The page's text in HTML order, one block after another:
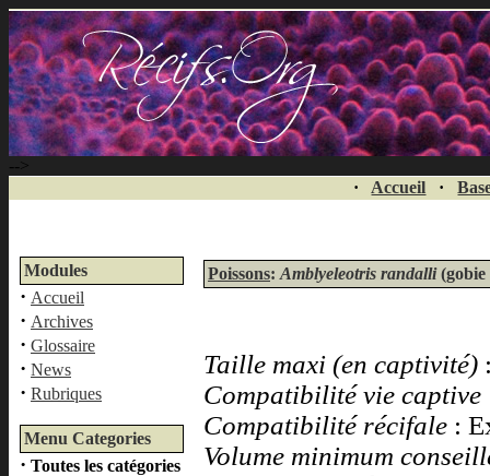
-->
· Accueil ·
Modules
· Accueil
· Archives
· Glossaire
· News
· Rubriques
Menu Categories
· Toutes les catégories
Poissons: Amblyeleotris randalli
Taille maxi (en captivité)
Compatibilité vie captive
Compatibilité récifale :
Volume minimum